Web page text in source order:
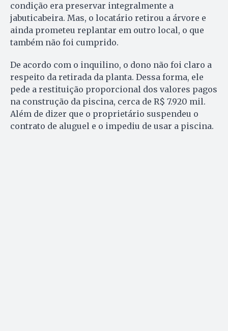
condição era preservar integralmente a
jabuticabeira. Mas, o locatário retirou a árvore e
ainda prometeu replantar em outro local, o que
também não foi cumprido.
De acordo com o inquilino, o dono não foi claro a
respeito da retirada da planta. Dessa forma, ele
pede a restituição proporcional dos valores pagos
na construção da piscina, cerca de R$ 7.920 mil.
Além de dizer que o proprietário suspendeu o
contrato de aluguel e o impediu de usar a piscina.